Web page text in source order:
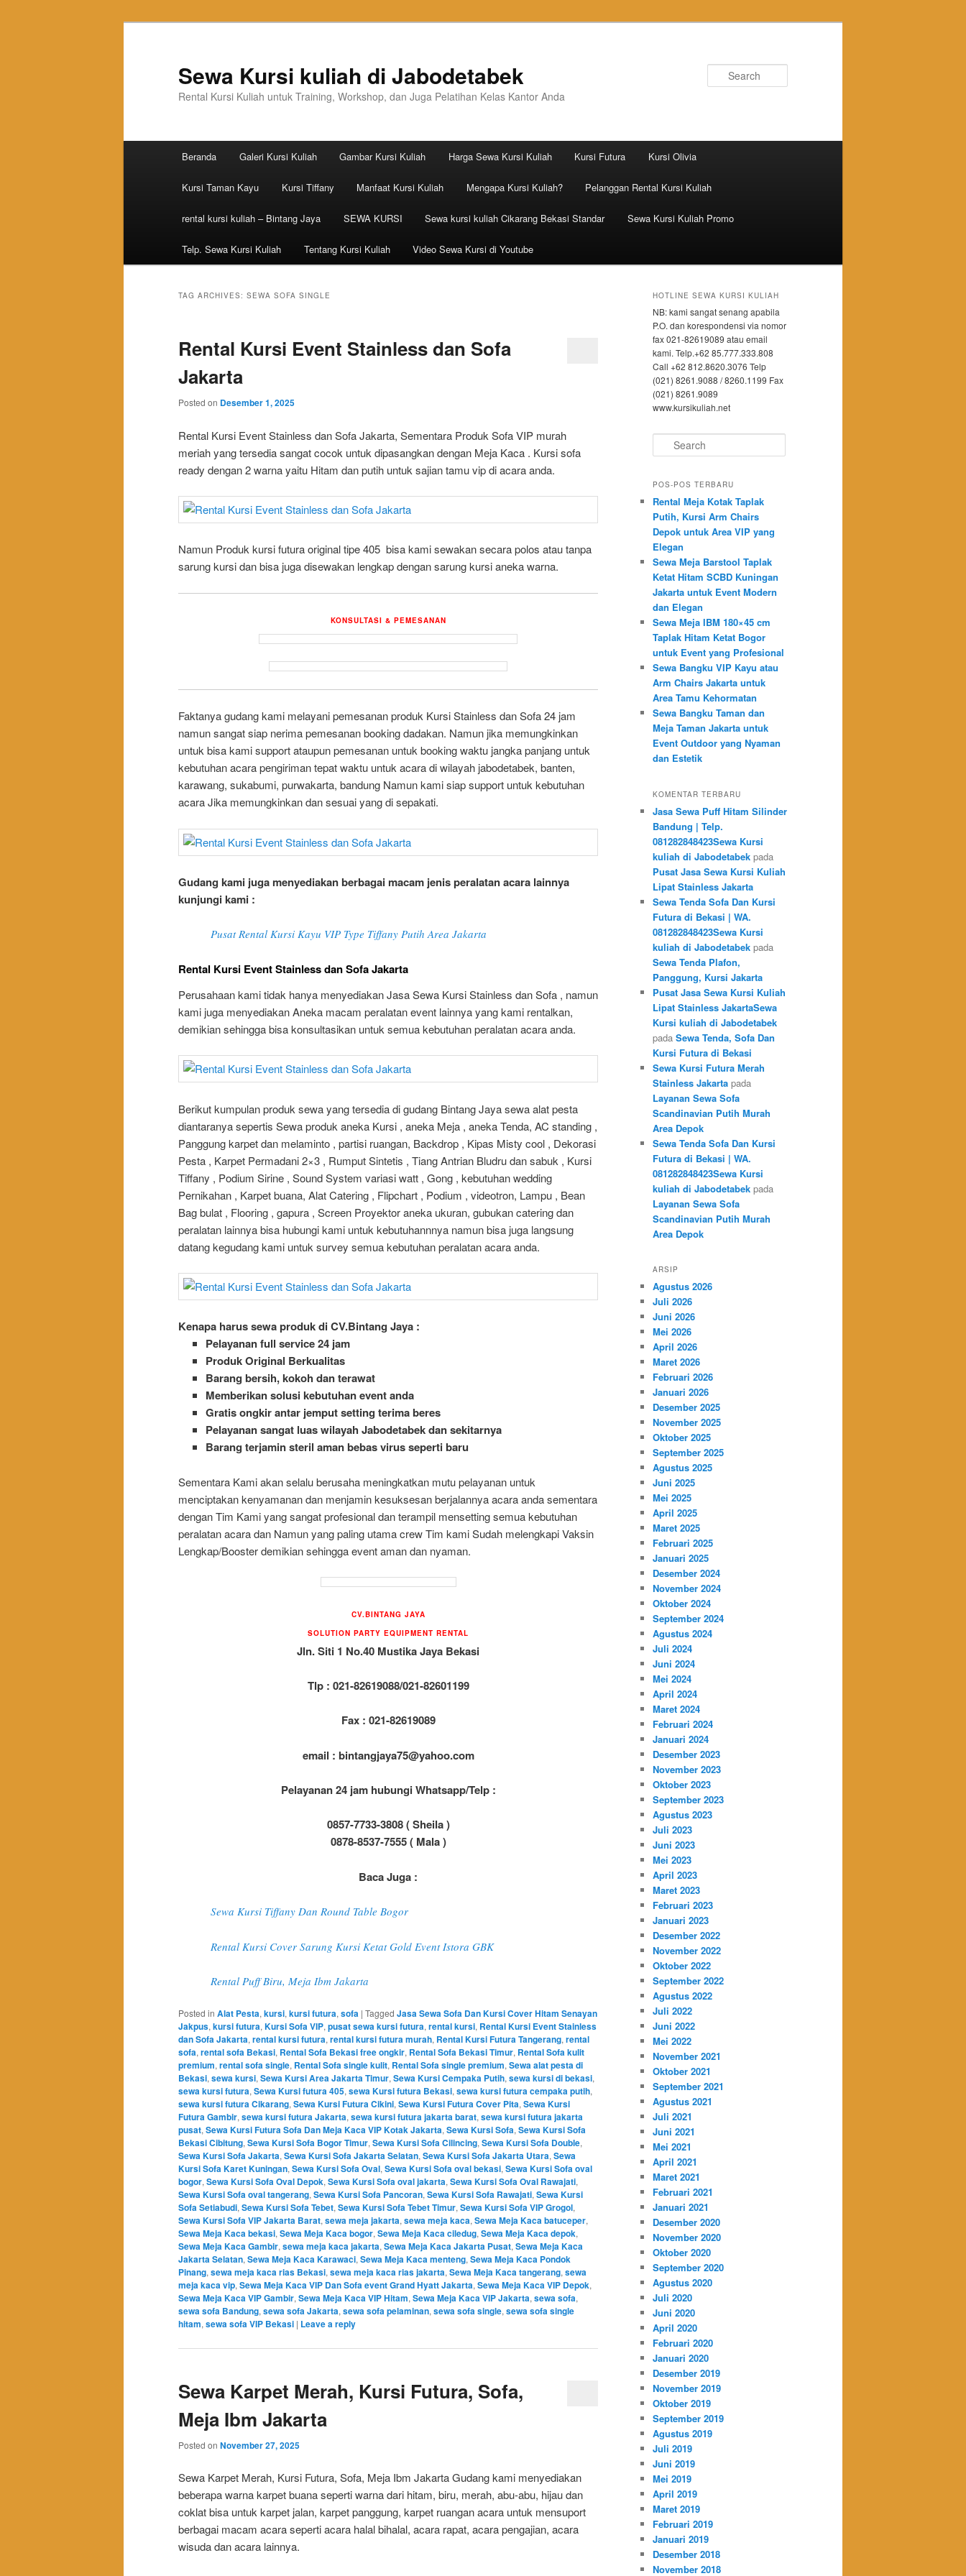
Sewa Kursi kuliah di Jabodetabek
Rental Kursi Kuliah untuk Training, Workshop, dan Juga Pelatihan Kelas Kantor Anda
Skip to primary content
Skip to secondary content
Beranda Galeri Kursi Kuliah Gambar Kursi Kuliah Harga Sewa Kursi Kuliah Kursi Futura Kursi Olivia
Kursi Taman Kayu Kursi Tiffany Manfaat Kursi Kuliah Mengapa Kursi Kuliah? Pelanggan Rental Kursi Kuliah
rental kursi kuliah – Bintang Jaya SEWA KURSI Sewa kursi kuliah Cikarang Bekasi Standar Sewa Kursi Kuliah Promo
Telp. Sewa Kursi Kuliah Tentang Kursi Kuliah Video Sewa Kursi di Youtube
TAG ARCHIVES: SEWA SOFA SINGLE
Rental Kursi Event Stainless dan Sofa
Jakarta
Posted on Desember 1, 2025
Rental Kursi Event Stainless dan Sofa Jakarta, Sementara Produk Sofa VIP murah
meriah yang tersedia sangat cocok untuk dipasangkan dengan Meja Kaca . Kursi sofa
ready dengan 2 warna yaitu Hitam dan putih untuk sajian tamu vip di acara anda.
Namun Produk kursi futura original tipe 405 bisa kami sewakan secara polos atau tanpa
sarung kursi dan bisa juga disewakan lengkap dengan sarung kursi aneka warna.
KONSULTASI & PEMESANAN
Faktanya gudang kami melayani pemesanan produk Kursi Stainless dan Sofa 24 jam
namun sangat siap nerima pemesanan booking dadakan. Namun jika memungkinkan
untuk bisa kami support ataupun pemesanan untuk booking waktu jangka panjang untuk
kebutuhan acara pengiriman tepat waktu untuk acara di wilayah jabodetabek, banten,
karawang, sukabumi, purwakarta, bandung Namun kami siap support untuk kebutuhan
acara Jika memungkinkan dan sesuai yang di sepakati.
Gudang kami juga menyediakan berbagai macam jenis peralatan acara lainnya
kunjungi kami :
Pusat Rental Kursi Kayu VIP Type Tiffany Putih Area Jakarta
Rental Kursi Event Stainless dan Sofa Jakarta
Perusahaan kami tidak hanya menyediakan Jasa Sewa Kursi Stainless dan Sofa , namun
kami juga menyediakan Aneka macam peralatan event lainnya yang kami rentalkan,
demikian sehingga bisa konsultasikan untuk semua kebutuhan peralatan acara anda.
Berikut kumpulan produk sewa yang tersedia di gudang Bintang Jaya sewa alat pesta
diantaranya sepertis Sewa produk aneka Kursi , aneka Meja , aneka Tenda, AC standing ,
Panggung karpet dan melaminto , partisi ruangan, Backdrop , Kipas Misty cool , Dekorasi
Pesta , Karpet Permadani 2×3 , Rumput Sintetis , Tiang Antrian Bludru dan sabuk , Kursi
Tiffany , Podium Sirine , Sound System variasi watt , Gong , kebutuhan wedding
Pernikahan , Karpet buana, Alat Catering , Flipchart , Podium , videotron, Lampu , Bean
Bag bulat , Flooring , gapura , Screen Proyektor aneka ukuran, gubukan catering dan
peralatan lainnya bisa hubungi kami untuk kebutuhannnya namun bisa juga langsung
datang kegudang kami untuk survey semua kebutuhan peralatan acara anda.
Kenapa harus sewa produk di CV.Bintang Jaya :
Pelayanan full service 24 jam
Produk Original Berkualitas
Barang bersih, kokoh dan terawat
Memberikan solusi kebutuhan event anda
Gratis ongkir antar jemput setting terima beres
Pelayanan sangat luas wilayah Jabodetabek dan sekitarnya
Barang terjamin steril aman bebas virus seperti baru
Sementara Kami akan selalu berusaha meningkatkan mutu pelayanan untuk
menciptakan kenyamanan dan menjamin kesuksesan berjalannya acara anda sementara
dengan Tim Kami yang sangat profesional dan terampil mensetting semua kebutuhan
peralatan acara dan Namun yang paling utama crew Tim kami Sudah melengkapi Vaksin
Lengkap/Booster demikian sehingga event aman dan nyaman.
CV.BINTANG JAYA
SOLUTION PARTY EQUIPMENT RENTAL
Jln. Siti 1 No.40 Mustika Jaya Bekasi
Tlp : 021-82619088/021-82601199
Fax : 021-82619089
email : bintangjaya75@yahoo.com
Pelayanan 24 jam hubungi Whatsapp/Telp :
0857-7733-3808 ( Sheila )
0878-8537-7555 ( Mala )
Baca Juga :
Sewa Kursi Tiffany Dan Round Table Bogor
Rental Kursi Cover Sarung Kursi Ketat Gold Event Istora GBK
Rental Puff Biru, Meja Ibm Jakarta
Posted in Alat Pesta, kursi, kursi futura, sofa | Tagged Jasa Sewa Sofa Dan Kursi Cover Hitam Senayan
Jakpus, kursi futura, Kursi Sofa VIP, pusat sewa kursi futura, rental kursi, Rental Kursi Event Stainless
dan Sofa Jakarta, rental kursi futura, rental kursi futura murah, Rental Kursi Futura Tangerang, rental
sofa, rental sofa Bekasi, Rental Sofa Bekasi free ongkir, Rental Sofa Bekasi Timur, Rental Sofa kulit
premium, rental sofa single, Rental Sofa single kulit, Rental Sofa single premium, Sewa alat pesta di
Bekasi, sewa kursi, Sewa Kursi Area Jakarta Timur, Sewa Kursi Cempaka Putih, sewa kursi di bekasi,
sewa kursi futura, Sewa Kursi futura 405, sewa Kursi futura Bekasi, sewa kursi futura cempaka putih,
sewa kursi futura Cikarang, Sewa Kursi Futura Cikini, Sewa Kursi Futura Cover Pita, Sewa Kursi
Futura Gambir, sewa kursi futura Jakarta, sewa kursi futura jakarta barat, sewa kursi futura jakarta
pusat, Sewa Kursi Futura Sofa Dan Meja Kaca VIP Kotak Jakarta, Sewa Kursi Sofa, Sewa Kursi Sofa
Bekasi Cibitung, Sewa Kursi Sofa Bogor Timur, Sewa Kursi Sofa Cilincing, Sewa Kursi Sofa Double,
Sewa Kursi Sofa Jakarta, Sewa Kursi Sofa Jakarta Selatan, Sewa Kursi Sofa Jakarta Utara, Sewa
Kursi Sofa Karet Kuningan, Sewa Kursi Sofa Oval, Sewa Kursi Sofa oval bekasi, Sewa Kursi Sofa oval
bogor, Sewa Kursi Sofa Oval Depok, Sewa Kursi Sofa oval jakarta, Sewa Kursi Sofa Oval Rawajati,
Sewa Kursi Sofa oval tangerang, Sewa Kursi Sofa Pancoran, Sewa Kursi Sofa Rawajati, Sewa Kursi
Sofa Setiabudi, Sewa Kursi Sofa Tebet, Sewa Kursi Sofa Tebet Timur, Sewa Kursi Sofa VIP Grogol,
Sewa Kursi Sofa VIP Jakarta Barat, sewa meja jakarta, sewa meja kaca, Sewa Meja Kaca batuceper,
Sewa Meja Kaca bekasi, Sewa Meja Kaca bogor, Sewa Meja Kaca ciledug, Sewa Meja Kaca depok,
Sewa Meja Kaca Gambir, sewa meja kaca jakarta, Sewa Meja Kaca Jakarta Pusat, Sewa Meja Kaca
Jakarta Selatan, Sewa Meja Kaca Karawaci, Sewa Meja Kaca menteng, Sewa Meja Kaca Pondok
Pinang, sewa meja kaca rias Bekasi, sewa meja kaca rias jakarta, Sewa Meja Kaca tangerang, sewa
meja kaca vip, Sewa Meja Kaca VIP Dan Sofa event Grand Hyatt Jakarta, Sewa Meja Kaca VIP Depok,
Sewa Meja Kaca VIP Gambir, Sewa Meja Kaca VIP Hitam, Sewa Meja Kaca VIP Jakarta, sewa sofa,
sewa sofa Bandung, sewa sofa Jakarta, sewa sofa pelaminan, sewa sofa single, sewa sofa single
hitam, sewa sofa VIP Bekasi | Leave a reply
Sewa Karpet Merah, Kursi Futura, Sofa,
Meja Ibm Jakarta
Posted on November 27, 2025
Sewa Karpet Merah, Kursi Futura, Sofa, Meja Ibm Jakarta Gudang kami menyediakan
beberapa warna karpet buana seperti warna dari hitam, biru, merah, abu-abu, hijau dan
coklat bisa untuk karpet jalan, karpet panggung, karpet ruangan acara untuk mensuport
berbagai macam acara seperti acara halal bihalal, acara rapat, acara pengajian, acara
wisuda dan acara lainnya.
HOTLINE SEWA KURSI KULIAH
NB: kami sangat senang apabila
P.O. dan korespondensi via nomor
fax 021-82619089 atau email
kami. Telp.+62 85.777.333.808
Call +62 812.8620.3076 Telp
(021) 8261.9088 / 8260.1199 Fax
(021) 8261.9089
www.kursikuliah.net
Search
POS-POS TERBARU
Rental Meja Kotak Taplak
Putih, Kursi Arm Chairs
Depok untuk Area VIP yang
Elegan
Sewa Meja Barstool Taplak
Ketat Hitam SCBD Kuningan
Jakarta untuk Event Modern
dan Elegan
Sewa Meja IBM 180×45 cm
Taplak Hitam Ketat Bogor
untuk Event yang Profesional
Sewa Bangku VIP Kayu atau
Arm Chairs Jakarta untuk
Area Tamu Kehormatan
Sewa Bangku Taman dan
Meja Taman Jakarta untuk
Event Outdoor yang Nyaman
dan Estetik
KOMENTAR TERBARU
Jasa Sewa Puff Hitam Silinder
Bandung | Telp.
081282848423Sewa Kursi
kuliah di Jabodetabek pada
Pusat Jasa Sewa Kursi Kuliah
Lipat Stainless Jakarta
Sewa Tenda Sofa Dan Kursi
Futura di Bekasi | WA.
081282848423Sewa Kursi
kuliah di Jabodetabek pada
Sewa Tenda Plafon,
Panggung, Kursi Jakarta
Pusat Jasa Sewa Kursi Kuliah
Lipat Stainless JakartaSewa
Kursi kuliah di Jabodetabek
pada Sewa Tenda, Sofa Dan
Kursi Futura di Bekasi
Sewa Kursi Futura Merah
Stainless Jakarta pada
Layanan Sewa Sofa
Scandinavian Putih Murah
Area Depok
Sewa Tenda Sofa Dan Kursi
Futura di Bekasi | WA.
081282848423Sewa Kursi
kuliah di Jabodetabek pada
Layanan Sewa Sofa
Scandinavian Putih Murah
Area Depok
ARSIP
Agustus 2026
Juli 2026
Juni 2026
Mei 2026
April 2026
Maret 2026
Februari 2026
Januari 2026
Desember 2025
November 2025
Oktober 2025
September 2025
Agustus 2025
Juni 2025
Mei 2025
April 2025
Maret 2025
Februari 2025
Januari 2025
Desember 2024
November 2024
Oktober 2024
September 2024
Agustus 2024
Juli 2024
Juni 2024
Mei 2024
April 2024
Maret 2024
Februari 2024
Januari 2024
Desember 2023
November 2023
Oktober 2023
September 2023
Agustus 2023
Juli 2023
Juni 2023
Mei 2023
April 2023
Maret 2023
Februari 2023
Januari 2023
Desember 2022
November 2022
Oktober 2022
September 2022
Agustus 2022
Juli 2022
Juni 2022
Mei 2022
November 2021
Oktober 2021
September 2021
Agustus 2021
Juli 2021
Juni 2021
Mei 2021
April 2021
Maret 2021
Februari 2021
Januari 2021
Desember 2020
November 2020
Oktober 2020
September 2020
Agustus 2020
Juli 2020
Juni 2020
April 2020
Februari 2020
Januari 2020
Desember 2019
November 2019
Oktober 2019
September 2019
Agustus 2019
Juli 2019
Juni 2019
Mei 2019
April 2019
Maret 2019
Februari 2019
Januari 2019
Desember 2018
November 2018